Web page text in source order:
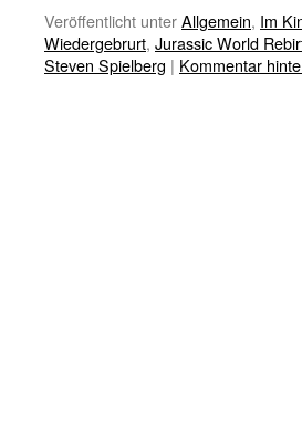
Veröffentlicht unterAllgemein, Im
Wiedergebrurt, Jurassic World
Steven Spielberg | Kommentar